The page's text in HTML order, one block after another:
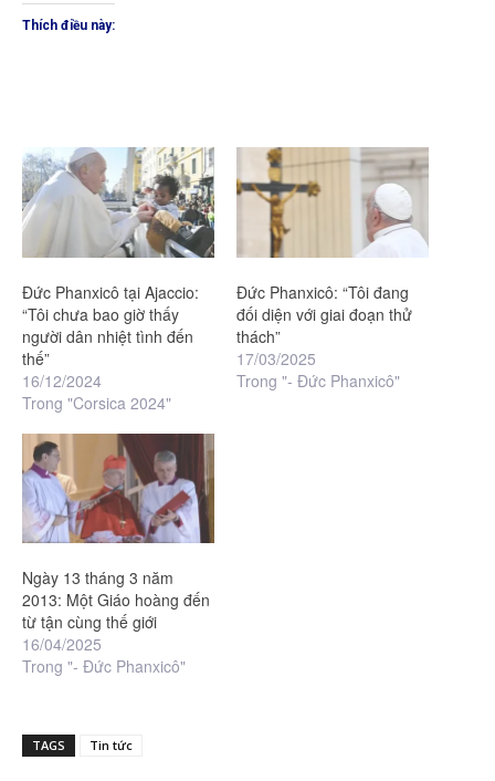
Thích điều này:
Đức Phanxicô tại Ajaccio:
“Tôi chưa bao giờ thấy
người dân nhiệt tình đến
thế”
16/12/2024
Trong "Corsica 2024"
Đức Phanxicô: “Tôi đang
đối diện với giai đoạn thử
thách”
17/03/2025
Trong "- Đức Phanxicô"
Ngày 13 tháng 3 năm
2013: Một Giáo hoàng đến
từ tận cùng thế giới
16/04/2025
Trong "- Đức Phanxicô"
TAGS Tin tức